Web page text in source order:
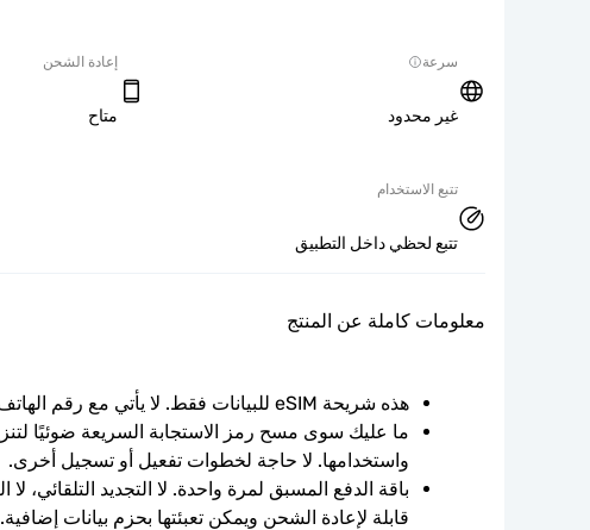
سرعة
غير محدود
إعادة الشحن
متاح
تتبع الاستخدام
تتبع لحظي داخل التطبيق
معلومات كاملة عن المنتج
هذه شريحة eSIM للبيانات فقط. لا يأتي مع رقم الهاتف.
واستخدامها. لا حاجة لخطوات تفعيل أو تسجيل أخرى.
قابلة لإعادة الشحن ويمكن تعبئتها بحزم بيانات إضافية.